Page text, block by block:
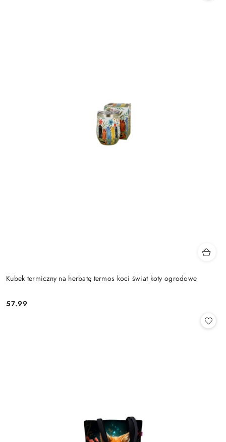
Kubek termiczny na herbatę termos koci świat koty ogrodowe
Cena:
57.99